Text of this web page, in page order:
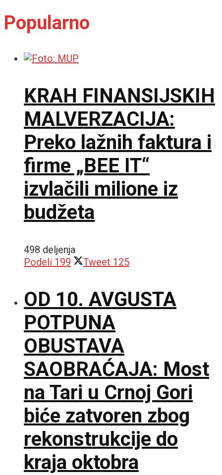
Popularno
KRAH FINANSIJSKIH
MALVERZACIJA:
Preko lažnih faktura i
firme „BEE IT“
izvlačili milione iz
budžeta
498 deljenja
Podeli 199 Tweet 125
OD 10. AVGUSTA
POTPUNA
OBUSTAVA
SAOBRAĆAJA: Most
na Tari u Crnoj Gori
biće zatvoren zbog
rekonstrukcije do
kraja oktobra